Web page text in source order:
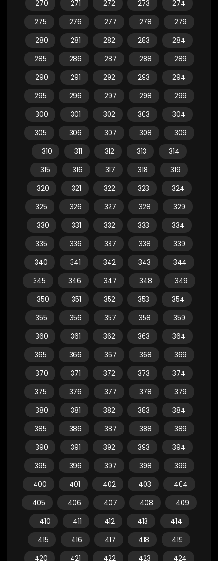
270
271 272 273
274
275
276 277 278
279
280
281 282 283
284
285
286 287 288
289
290
291 292 293
294
295
296 297 298
299
300
301 302 303
304
305
306 307 308
309
310
311 312 313
314
315
316 317 318
319
320
321 322 323
324
325
326 327 328
329
330
331 332 333
334
335
336 337 338
339
340
341 342 343
344
345
346 347 348
349
350
351 352 353
354
355
356 357 358
359
360
361 362 363
364
365
366 367 368
369
370
371 372 373
374
375
376 377 378
379
380
381 382 383
384
385
386 387 388
389
390
391 392 393
394
395
396 397 398
399
400
401 402 403
404
405
406 407 408
409
410
411 412 413
414
415
416 417 418
419
420
421 422 423 424